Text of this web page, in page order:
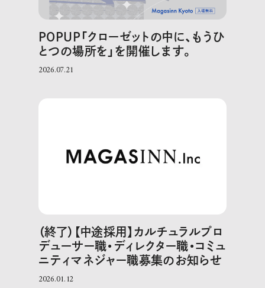
POPUP「クローゼットの中に、もうひ
とつの場所を」を開催します。
2026.07.21
（終了）【中途採用】カルチュラルプロ
デューサー職・ディレクター職・コミュ
ニティマネジャー職募集のお知らせ
2026.01.12